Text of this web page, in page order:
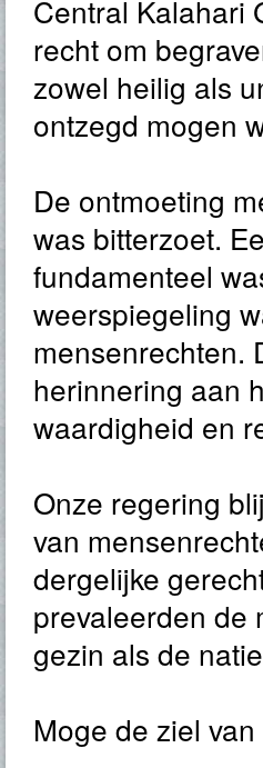
Central Kalahari
recht om
zowel heilig als
ontzegd mogen
De ontmoeting
was bitterzoet.
fundamenteel
weerspiegeling
mensenrechten.
herinnering aan
waardigheid en
Onze regering
van
dergelijke
prevaleerden de
gezin als de
Moge de ziel